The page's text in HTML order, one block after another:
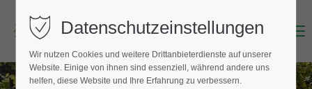
Login
Benutzername (E-Mailadresse)
Menu
Datenschutzeinstellungen
Wir nutzen Cookies und weitere Drittanbieterdienste auf unserer
Website. Einige von ihnen sind essenziell, während andere uns
helfen, diese Website und Ihre Erfahrung zu verbessern.